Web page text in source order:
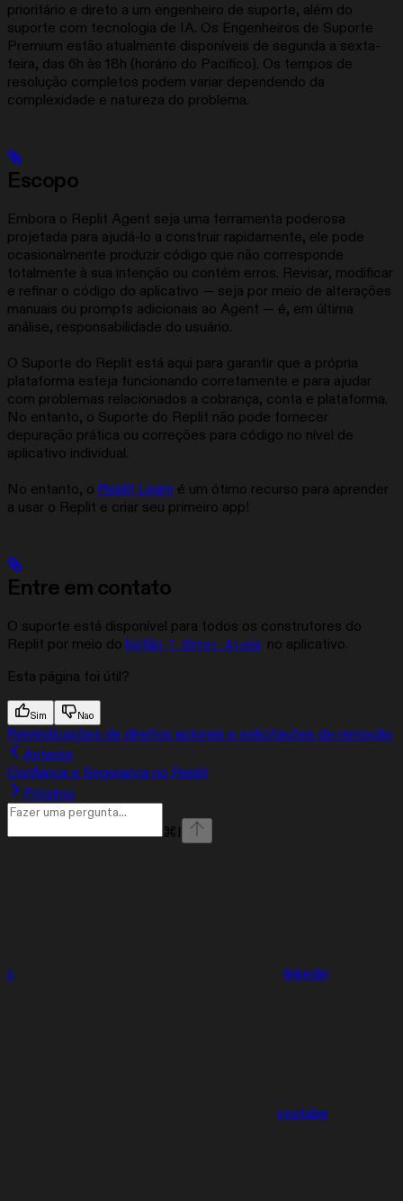
prioritário e direto a um engenheiro de suporte, além do
suporte com tecnologia de IA. Os Engenheiros de Suporte
Premium estão atualmente disponíveis de segunda a sexta-
feira, das 6h às 18h (horário do Pacífico). Os tempos de
resolução completos podem variar dependendo da
complexidade e natureza do problema.
Escopo
Embora o Replit Agent seja uma ferramenta poderosa
projetada para ajudá-lo a construir rapidamente, ele pode
ocasionalmente produzir código que não corresponde
totalmente à sua intenção ou contém erros. Revisar, modificar
e refinar o código do aplicativo — seja por meio de alterações
manuais ou prompts adicionais ao Agent — é, em última
análise, responsabilidade do usuário.
O Suporte do Replit está aqui para garantir que a própria
plataforma esteja funcionando corretamente e para ajudar
com problemas relacionados a cobrança, conta e plataforma.
No entanto, o Suporte do Replit não pode fornecer
depuração prática ou correções para código no nível de
aplicativo individual.
No entanto, o Replit Learn é um ótimo recurso para aprender
a usar o Replit e criar seu primeiro app!
Entre em contato
O suporte está disponível para todos os construtores do
Replit por meio do botão ? Obter Ajuda no aplicativo.
Esta página foi útil?
Sim Nao
Reivindicações de direitos autorais e solicitações de remoção
Anterior
Confiança e Segurança no Replit
Próximo
⌘ I
x linkedin
youtube